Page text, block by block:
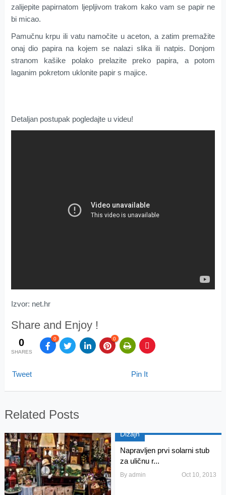
zalijepite papirnatom ljepljivom trakom kako vam se papir ne
bi micao.
Pamučnu krpu ili vatu namočite u aceton, a zatim premažite
onaj dio papira na kojem se nalazi slika ili natpis. Donjom
stranom kašike polako prelazite preko papira, a potom
laganim pokretom uklonite papir s majice.
Detaljan postupak pogledajte u videu!
Izvor: net.hr
Share and Enjoy !
0
SHARES
0 0
Tweet Pin It
Related Posts
Dizajn
Napravljen prvi solarni stub
za uličnu r...
Byadmin Oct 10, 2013